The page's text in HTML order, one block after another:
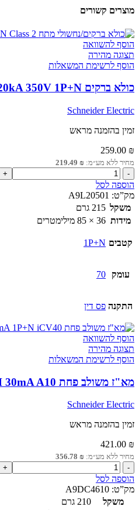
מתח
220–
240VAC
למפסקי
NSXm
מוצרים קשורים
הוסף להשוואה
תצוגה מהירה
הוסף לרשימת המשאלות
כולא ברקים 20R 20kA 350V 1P+N
Schneider Electric
זמין בהזמנה מראש
259.00 ₪
מחיר ללא מע״מ: 219.49 ₪
כמות
של
כולא
ברקים
20R
20kA
1P+N
הוספה לסל
מק”ט: A9L20501
משקל 215 גרם
מידות 36 × 85 מילימטרים
קטבים 1P+N
עומק 70
התקנה פס דין
הוסף להשוואה
תצוגה מהירה
הוסף לרשימת המשאלות
מא"ז משולב פחת 1P+N iCV40H 30mA A10
Schneider Electric
זמין בהזמנה מראש
421.00 ₪
מחיר ללא מע״מ: 356.78 ₪
כמות
של
מא"ז
משולב
הוספה לסל
מק”ט: A9DC4610
משקל
210 גרם